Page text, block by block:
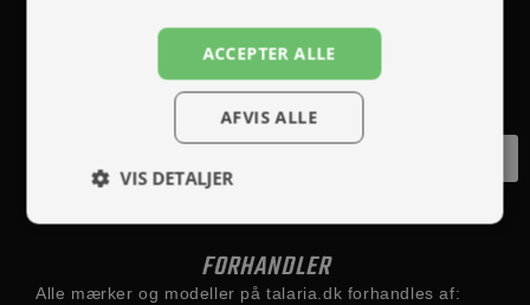
FORHANDLER
Alle mærker og modeller på talaria.dk forhandles af:
ACCEPTER ALLE
AFVIS ALLE
VIS DETALJER